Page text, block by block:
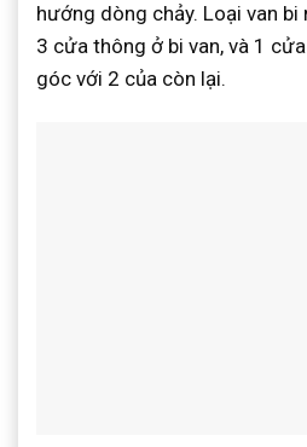
hướng dòng chảy. Loại van
3 cửa thông ở bi van, và 1
góc với 2 của còn lại.